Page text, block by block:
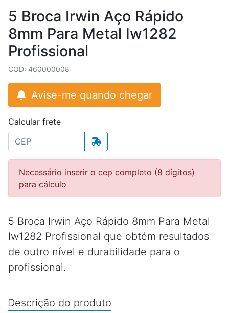
5 Broca Irwin Aço Rápido
8mm Para Metal Iw1282
Profissional
COD: 460000008
Avise-me quando chegar
Calcular frete
Necessário inserir o cep completo (8 dígitos)
para cálculo
5 Broca Irwin Aço Rápido 8mm Para Metal
Iw1282 Profissional que obtém resultados
de outro nível e durabilidade para o
profissional.
Descrição do produto